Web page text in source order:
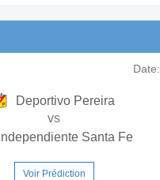
Date:
Deportivo Pereira
vs
Independiente Santa Fe
Voir Prédiction